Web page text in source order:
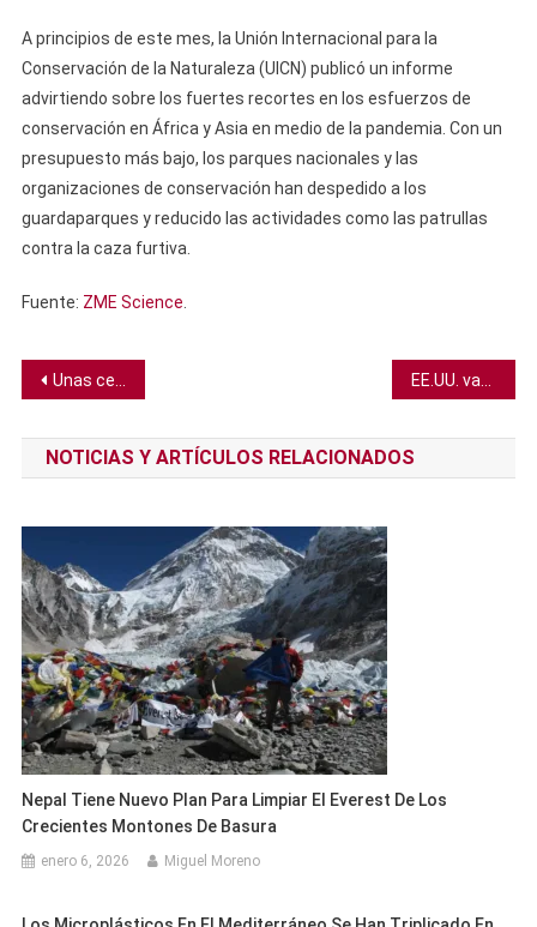
A principios de este mes, la Unión Internacional para la
Conservación de la Naturaleza (UICN) publicó un informe
advirtiendo sobre los fuertes recortes en los esfuerzos de
conservación en África y Asia en medio de la pandemia. Con un
presupuesto más bajo, los parques nacionales y las
organizaciones de conservación han despedido a los
guardaparques y reducido las actividades como las patrullas
contra la caza furtiva.
Fuente: ZME Science
Navegación
de
entradas
Unas celdas solares proveen de energía a los invernaderos sin afectar el crecimiento de las plantas
NOTICIAS Y ARTÍCULOS RELACIONADOS
Nepal Tiene Nuevo Plan Para Limpiar El Everest De Los
Crecientes Montones De Basura
enero 6, 2026 Miguel Moreno